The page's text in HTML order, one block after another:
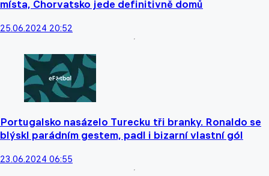
místa, Chorvatsko jede definitivně domů
25.06.2024 20:52
Portugalsko nasázelo Turecku tři branky. Ronaldo se
blýskl parádním gestem, padl i bizarní vlastní gól
23.06.2024 06:55